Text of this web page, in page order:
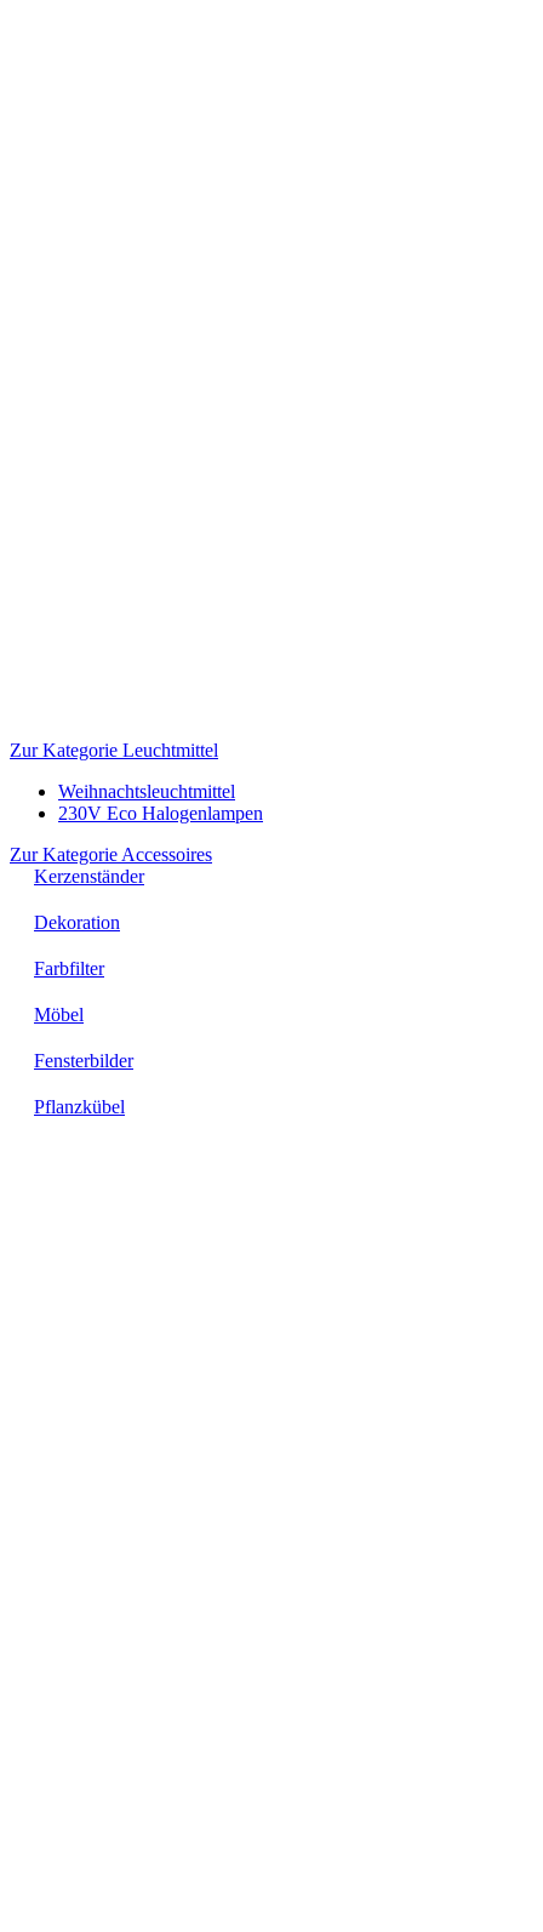
Zur Kategorie Leuchtmittel
Weihnachtsleuchtmittel
230V Eco Halogenlampen
Zur Kategorie Accessoires
Kerzenständer
Dekoration
Farbfilter
Möbel
Fensterbilder
Pflanzkübel